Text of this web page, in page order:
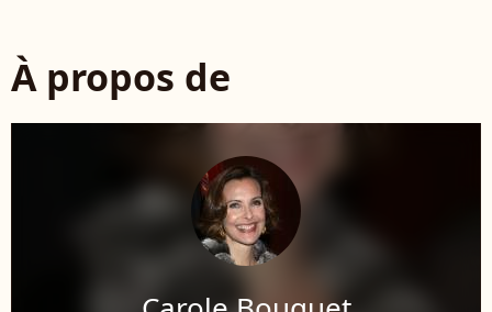
À propos de